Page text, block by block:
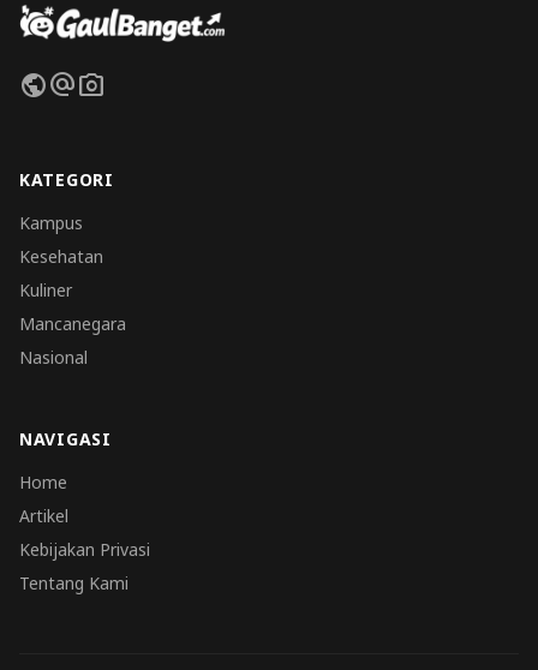
publicalternate_emailphoto_camera
KATEGORI
Kampus
Kesehatan
Kuliner
Mancanegara
Nasional
NAVIGASI
Home
Artikel
Kebijakan Privasi
Tentang Kami